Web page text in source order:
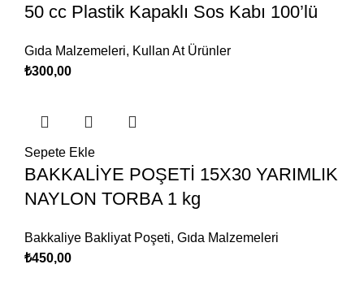
50 cc Plastik Kapaklı Sos Kabı 100’lü
Gıda Malzemeleri, Kullan At Ürünler
₺300,00
Sepete Ekle
BAKKALİYE POŞETİ 15X30 YARIMLIK
NAYLON TORBA 1 kg
Bakkaliye Bakliyat Poşeti, Gıda Malzemeleri
₺450,00